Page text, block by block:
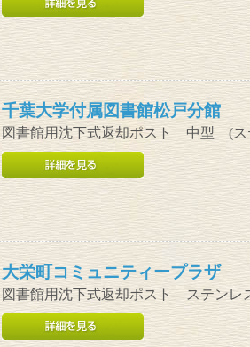
千葉大学付属図書館松戸分館
図書館用沈下式返却ポスト 中型 (ス
大栄町コミュニティープラザ
図書館用沈下式返却ポスト ステンレ